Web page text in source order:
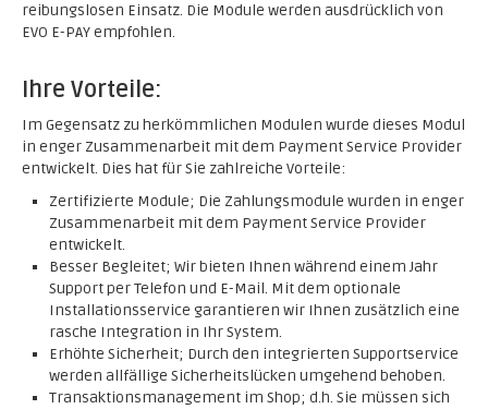
reibungslosen Einsatz. Die Module werden ausdrücklich von
EVO E-PAY empfohlen.
Ihre Vorteile:
Im Gegensatz zu herkömmlichen Modulen wurde dieses Modul
in enger Zusammenarbeit mit dem Payment Service Provider
entwickelt. Dies hat für Sie zahlreiche Vorteile:
Zertifizierte Module; Die Zahlungsmodule wurden in enger
Zusammenarbeit mit dem Payment Service Provider
entwickelt.
Besser Begleitet; Wir bieten Ihnen während einem Jahr
Support per Telefon und E-Mail. Mit dem optionale
Installationsservice garantieren wir Ihnen zusätzlich eine
rasche Integration in Ihr System.
Erhöhte Sicherheit; Durch den integrierten Supportservice
werden allfällige Sicherheitslücken umgehend behoben.
Transaktionsmanagement im Shop; d.h. Sie müssen sich